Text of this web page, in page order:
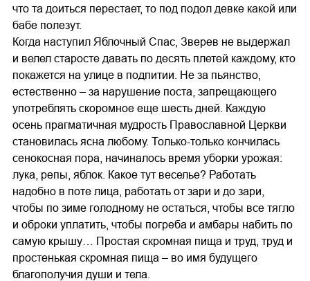
что та доиться перестает, то под подол девке какой или
бабе полезут.
Когда наступил Яблочный Спас, Зверев не выдержал
и велел старосте давать по десять плетей каждому, кто
покажется на улице в подпитии. Не за пьянство,
естественно – за нарушение поста, запрещающего
употреблять скоромное еще шесть дней. Каждую
осень прагматичная мудрость Православной Церкви
становилась ясна любому. Только-только кончилась
сенокосная пора, начиналось время уборки урожая:
лука, репы, яблок. Какое тут веселье? Работать
надобно в поте лица, работать от зари и до зари,
чтобы по зиме голодному не остаться, чтобы все тягло
и оброки уплатить, чтобы погреба и амбары набить по
самую крышу… Простая скромная пища и труд, труд и
простенькая скромная пища – во имя будущего
благополучия души и тела.